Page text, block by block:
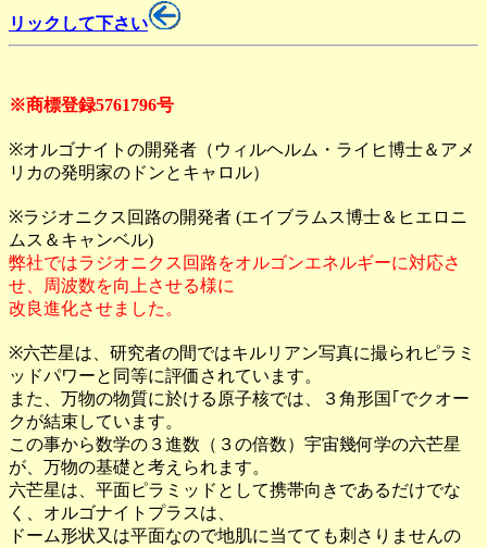
リックして下さい
※商標登録5761796号
※オルゴナイトの開発者（ウィルヘルム・ライヒ博士＆アメ
リカの発明家のドンとキャロル）
※ラジオニクス回路の開発者 (エイブラムス博士＆ヒエロニ
ムス＆キャンベル)
弊社ではラジオニクス回路をオルゴンエネルギーに対応さ
せ、周波数を向上させる様に
改良進化させました。
※六芒星は、研究者の間ではキルリアン写真に撮られピラミ
ッドパワーと同等に評価されています。
また、万物の物質に於ける原子核では、３角形国｢でクオー
クが結束しています。
この事から数学の３進数（３の倍数）宇宙幾何学の六芒星
が、万物の基礎と考えられます。
六芒星は、平面ピラミッドとして携帯向きであるだけでな
く、オルゴナイトプラスは、
ドーム形状又は平面なので地肌に当てても刺さりませんの